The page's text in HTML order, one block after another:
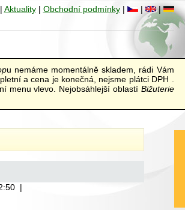
Aktuality| Obchodní podmínky| | |
u nemáme momentálně skladem, rádi Vám
a cena je konečná, nejsme plátci DPH .
menu vlevo. Nejobsáhlejší oblastí Bižuterie
|